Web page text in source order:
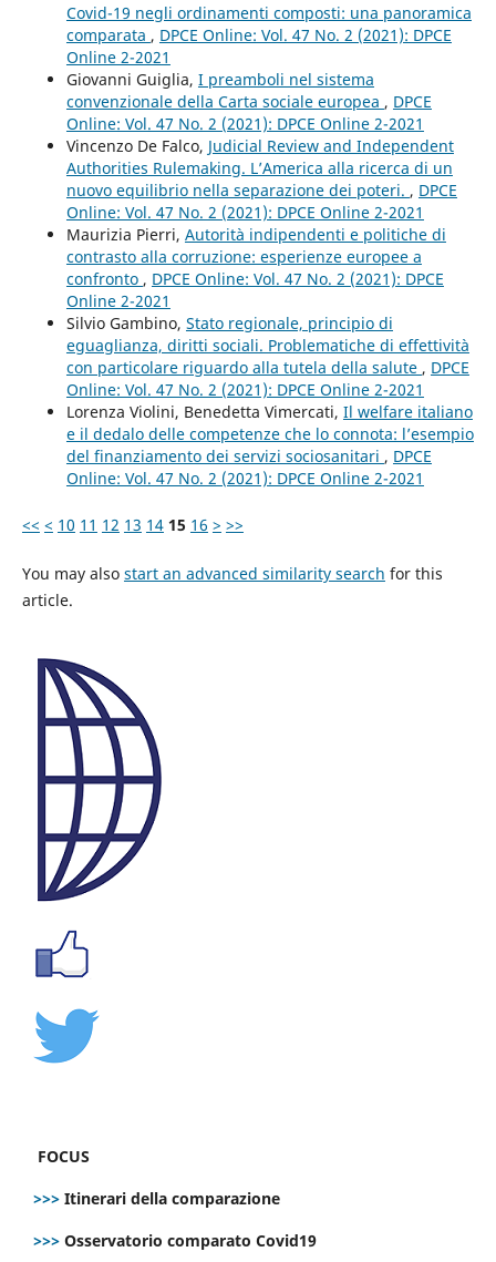
Covid-19 negli ordinamenti composti: una panoramica
comparata , DPCE Online: Vol. 47 No. 2 (2021): DPCE
Online 2-2021
Giovanni Guiglia, I preamboli nel sistema
convenzionale della Carta sociale europea , DPCE
Online: Vol. 47 No. 2 (2021): DPCE Online 2-2021
Vincenzo De Falco, Judicial Review and Independent
Authorities Rulemaking. L’America alla ricerca di un
nuovo equilibrio nella separazione dei poteri. , DPCE
Online: Vol. 47 No. 2 (2021): DPCE Online 2-2021
Maurizia Pierri, Autorità indipendenti e politiche di
contrasto alla corruzione: esperienze europee a
confronto , DPCE Online: Vol. 47 No. 2 (2021): DPCE
Online 2-2021
Silvio Gambino, Stato regionale, principio di
eguaglianza, diritti sociali. Problematiche di effettività
con particolare riguardo alla tutela della salute , DPCE
Online: Vol. 47 No. 2 (2021): DPCE Online 2-2021
Lorenza Violini, Benedetta Vimercati, Il welfare italiano
e il dedalo delle competenze che lo connota: l’esempio
del finanziamento dei servizi sociosanitari , DPCE
Online: Vol. 47 No. 2 (2021): DPCE Online 2-2021
<< < 10 11 12 13 14 15 16 > >>
You may also start an advanced similarity search for this
article.
FOCUS
>>> Itinerari della comparazione
>>> Osservatorio comparato Covid19